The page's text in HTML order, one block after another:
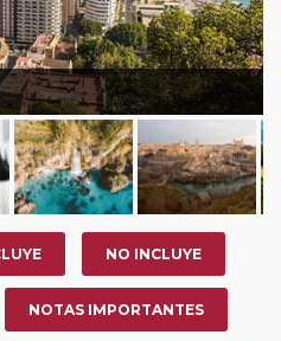
no se abonará este
NO INCLUYE
NOTAS IMPORTANTES